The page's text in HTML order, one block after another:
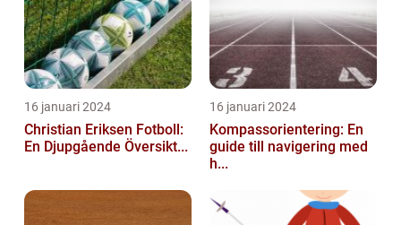
16 januari 2024
Christian Eriksen Fotboll:
En Djupgående Översikt...
16 januari 2024
Kompassorientering: En
guide till navigering med
h...